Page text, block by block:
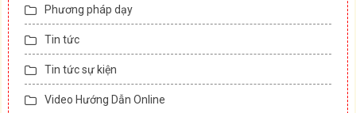
Phương pháp dạy
Tin tức
Tin tức sự kiện
Video Hướng Dẫn Online